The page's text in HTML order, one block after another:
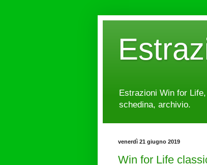
Estrazioni Win for
schedina, archivio.
venerdì 21 giugno 2019
Win for Life